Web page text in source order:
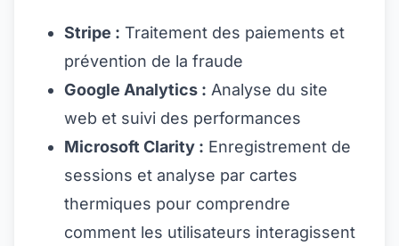
Stripe : Traitement des paiements et
prévention de la fraude
Google Analytics : Analyse du site
web et suivi des performances
Microsoft Clarity : Enregistrement de
sessions et analyse par cartes
thermiques pour comprendre
comment les utilisateurs interagissent